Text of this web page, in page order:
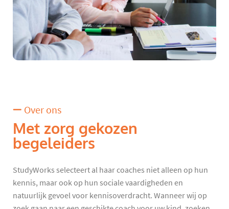
Over ons
Met zorg gekozen
begeleiders
StudyWorks selecteert al haar coaches niet alleen op hun
kennis, maar ook op hun sociale vaardigheden en
natuurlijk gevoel voor kennisoverdracht. Wanneer wij op